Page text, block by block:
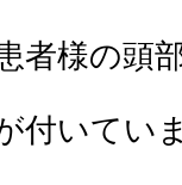
者様の頭
付いてい